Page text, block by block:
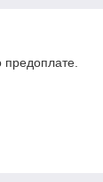
предоплате.